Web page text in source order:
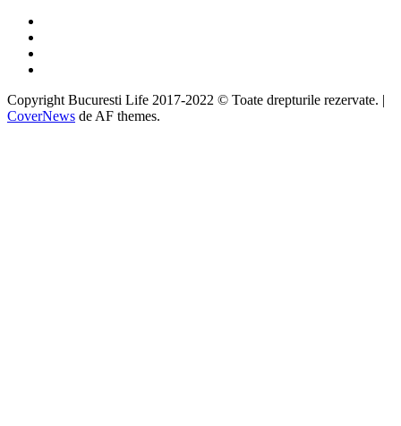
Copyright Bucuresti Life 2017-2022 © Toate drepturile rezervate. |
CoverNews de AF themes.